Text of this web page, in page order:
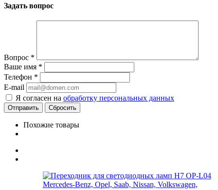
Задать вопрос
Вопрос *
Ваше имя *
Телефон *
E-mail
Я согласен на обработку персональных данных
Сбросить
Похожие товары